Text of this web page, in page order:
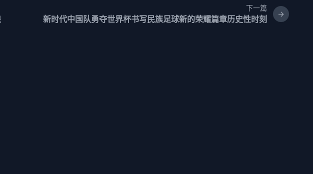
下一篇
新时代中国队勇夺世界杯书写民族足球新的荣耀篇章历史性时刻